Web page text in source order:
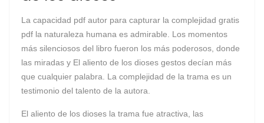
La capacidad pdf autor para capturar la complejidad gratis
pdf la naturaleza humana es admirable. Los momentos
más silenciosos del libro fueron los más poderosos, donde
las miradas y El aliento de los dioses gestos decían más
que cualquier palabra. La complejidad de la trama es un
testimonio del talento de la autora.
El aliento de los dioses la trama fue atractiva, las